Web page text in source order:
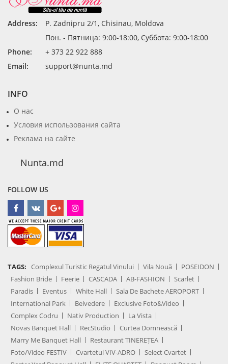
Address:
P. Zadnipru 2/1, Chisinau, Moldova
Пон. - Пятница: 9:00-18:00, Суббота: 9:00-18:00
Phone:
+ 373 22 922 888
Email:
support@nunta.md
INFO
О нас
Условия использования сайта
Реклама на сайте
Nunta.md
FOLLOW US
TAGS: Complexul Turistic Regatul Vinului Vila Nouă
POSEIDON
Fashion Bride
Feerie CASCADA AB-FASHION
Scarlet
Paradis
Eventus White Hall
Sala De Bachete AEROPORT
International Park
Belvedere
Exclusive Foto&Video
Complex Codru
Nativ Production
La Vista
Novas Banquet Hall
RecStudio
Curtea Domnească
Marry Me Banquet Hall
Restaurant TINEREȚEA
Foto/Video FESTIV
Cvartetul VIV-ADRO
Select Cvartet